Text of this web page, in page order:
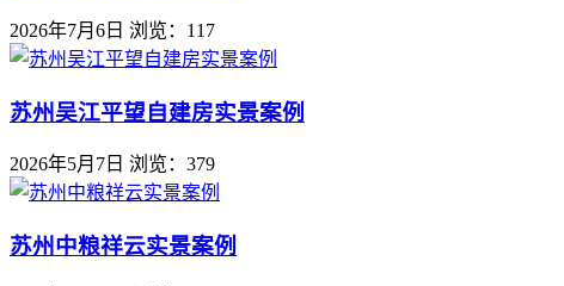
2026年7月6日 浏览：117
苏州吴江平望自建房实景案例
2026年5月7日 浏览：379
苏州中粮祥云实景案例